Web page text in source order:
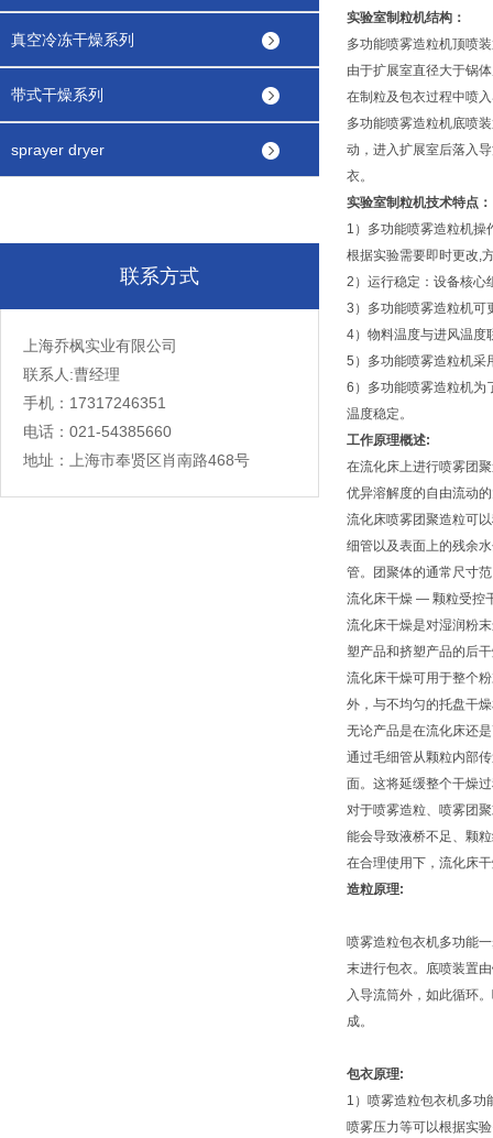
真空冷冻干燥系列
带式干燥系列
sprayer dryer
联系方式
上海乔枫实业有限公司
联系人:曹经理
手机：17317246351
电话：021-54385660
地址：上海市奉贤区肖南路468号
实验室制粒机结构：
多功能喷雾造粒机顶喷
由于扩展室直径大于锅
在制粒及包衣过程中喷
多功能喷雾造粒机底喷
动，进入扩展室后落入
衣。
实验室制粒机技术特点：
1）多功能喷雾造粒机操
根据实验需要即时更改,
2）运行稳定：设备核心
3）多功能喷雾造粒机可
4）物料温度与进风温
5）多功能喷雾造粒机采
6）多功能喷雾造粒机为
温度稳定。
工作原理概述:
在流化床上进行喷雾团
优异溶解度的自由流动
流化床喷雾团聚造粒可
细管以及表面上的残余
管。团聚体的通常尺寸
流化床干燥 — 颗粒受控
流化床干燥是对湿润粉
塑产品和挤塑产品的后
流化床干燥可用于整个
外，与不均匀的托盘干
无论产品是在流化床还
通过毛细管从颗粒内部
面。这将延缓整个干燥
对于喷雾造粒、喷雾团
能会导致液桥不足、颗
在合理使用下，流化床
造粒原理:
喷雾造粒包衣机多功能
末进行包衣。底喷装置
入导流筒外，如此循环
成。
包衣原理:
1）喷雾造粒包衣机多功
喷雾压力等可以根据实